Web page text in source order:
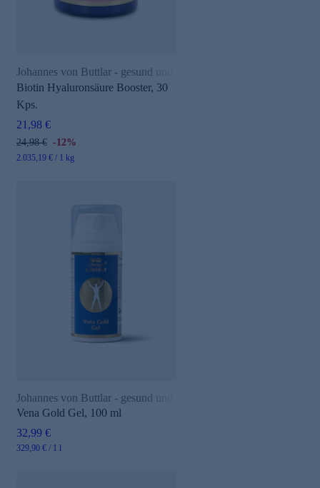
Johannes von Buttlar - gesund und aktiv
Biotin Hyaluronsäure Booster, 30
Kps.
21,98 €
24,98 € -12%
2.035,19 € / 1 kg
Johannes von Buttlar - gesund und aktiv
Vena Gold Gel, 100 ml
32,99 €
329,90 € / 1 l